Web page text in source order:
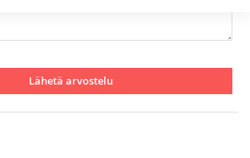
Lähetä arvostelu